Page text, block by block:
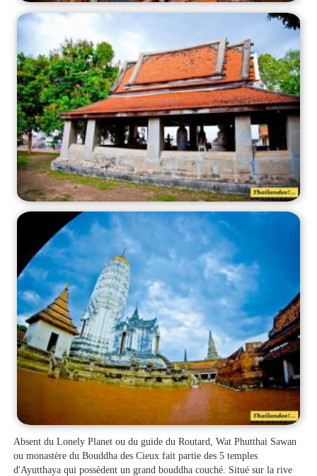
Absent du Lonely Planet ou du guide du Routard, Wat Phutthai Sawan
ou monastère du Bouddha des Cieux fait partie des 5 temples
d'Ayutthaya qui possèdent un grand bouddha couché. Situé sur la rive